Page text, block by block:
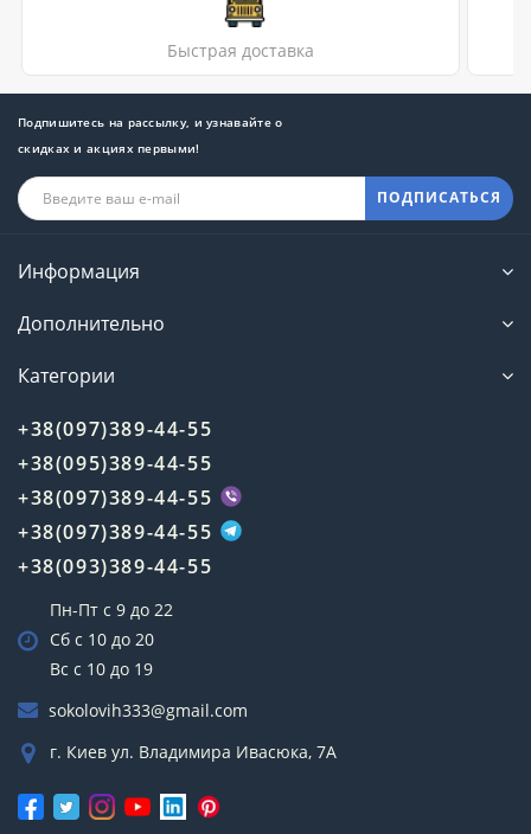
Быстрая доставка
Подпишитесь на рассылку, и узнавайте о
скидках и акциях первыми!
ПОДПИСАТЬСЯ
Информация
Дополнительно
Категории
+38(097)389-44-55
+38(095)389-44-55
+38(097)389-44-55
+38(097)389-44-55
+38(093)389-44-55
Пн-Пт с 9 до 22
Сб с 10 до 20
Вс с 10 до 19
sokolovih333@gmail.com
г. Киев ул. Владимира Ивасюка, 7А